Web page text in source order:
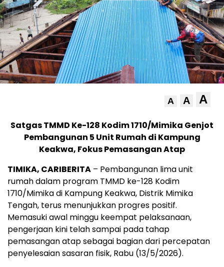
A A A
Satgas TMMD Ke-128 Kodim 1710/Mimika Genjot
Pembangunan 5 Unit Rumah di Kampung
Keakwa, Fokus Pemasangan Atap
TIMIKA, CARIBERITA – Pembangunan lima unit
rumah dalam program TMMD ke-128 Kodim
1710/Mimika di Kampung Keakwa, Distrik Mimika
Tengah, terus menunjukkan progres positif.
Memasuki awal minggu keempat pelaksanaan,
pengerjaan kini telah sampai pada tahap
pemasangan atap sebagai bagian dari percepatan
penyelesaian sasaran fisik, Rabu (13/5/2026).